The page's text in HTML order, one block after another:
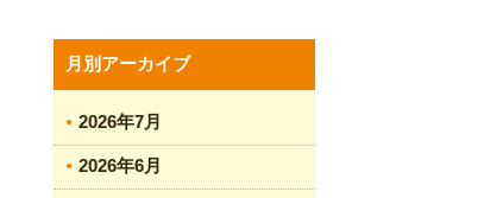
月別アーカイブ
2026年7月
2026年6月